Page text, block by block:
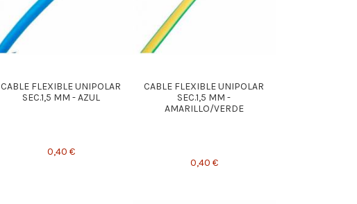
CABLE FLEXIBLE UNIPOLAR
SEC.1,5 MM - AZUL
0,40 €
CABLE FLEXIBLE UNIPOLAR
SEC.1,5 MM -
AMARILLO/VERDE
0,40 €